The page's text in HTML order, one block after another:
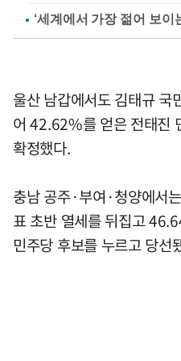
울산 남갑에서도 김태규
어 42.62%를 얻은 전태진
확정했다.
충남 공주·부여·청양에서
표 초반 열세를 뒤집고
민주당 후보를 누르고 당선